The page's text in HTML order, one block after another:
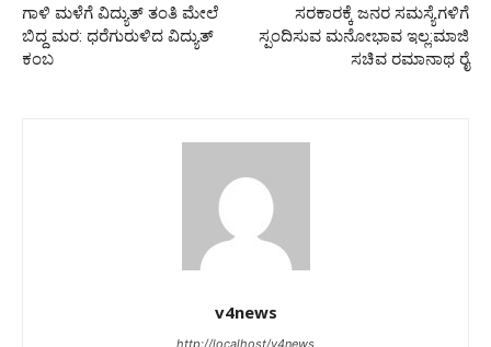
ಗಾಳಿ ಮಳೆಗೆ ವಿದ್ಯುತ್ ತಂತಿ ಮೇಲೆ
ಬಿದ್ದ ಮರ: ಧರೆಗುರುಳಿದ ವಿದ್ಯುತ್
ಕಂಬ
ಸರಕಾರಕ್ಕೆ ಜನರ ಸಮಸ್ಯೆಗಳಿಗೆ
ಸ್ಪಂದಿಸುವ ಮನೋಭಾವ ಇಲ್ಲ:ಮಾಜಿ
ಸಚಿವ ರಮಾನಾಥ ರೈ
v4news